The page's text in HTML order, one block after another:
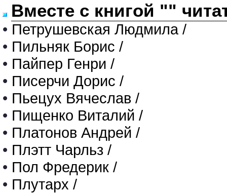
Вместе с книгой ""
• Петрушевская Людмила /
• Пильняк Борис /
• Пайпер Генри /
• Писерчи Дорис /
• Пьецух Вячеслав /
• Пищенко Виталий /
• Платонов Андрей /
• Плэтт Чарльз /
• Пол Фредерик /
• Плутарх /